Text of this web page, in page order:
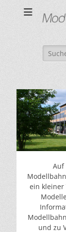
"Kleine
Suchen
nach:
Auf
ein kleiner
und zu